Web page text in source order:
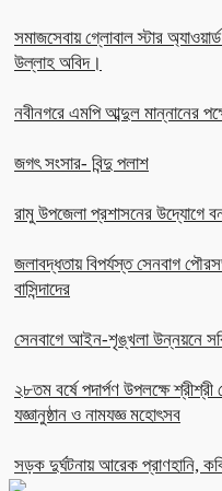
সমাজসেবায় গ্লোবাল স্টার
উল্লাহ অবিদ।
নবীনগরে এমপি আব্দুল মান্নানের
জগৎ সংসার- বিন্দু পলাশ
রামু উপজেলা প্রশাসনের উদ্যোগে
জলাবদ্ধতায় বিপর্যস্ত সেনবাগ
বাসিন্দাদের
সেনবাগে আইন-শৃঙ্খলা উন্নয়নে
২৮তম বর্ষে পদার্পণ উপলক্ষে
যজ্ঞানুষ্ঠান ও নামযজ্ঞ মহোৎসব
সড়ক দুর্ঘটনায় আরেক প্রাণহানি,